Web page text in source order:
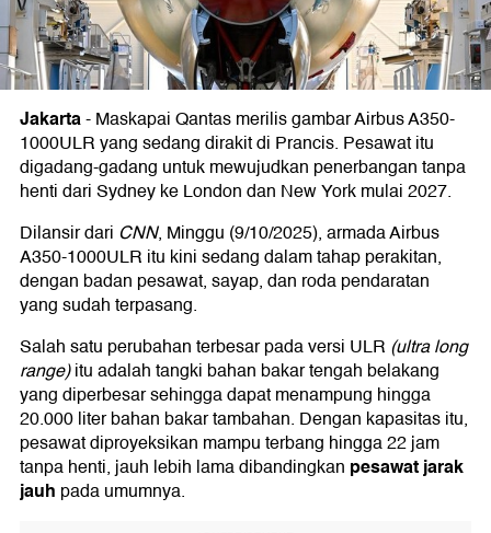
Jakarta-Maskapai Qantas merilis gambar Airbus A350-
1000ULR yang sedang dirakit di Prancis. Pesawat itu
digadang-gadang untuk mewujudkan penerbangan tanpa
henti dari Sydney ke London dan New York mulai 2027.
Dilansir dari CNN, Minggu (9/10/2025), armada Airbus
A350-1000ULR itu kini sedang dalam tahap perakitan,
dengan badan pesawat, sayap, dan roda pendaratan
yang sudah terpasang.
Salah satu perubahan terbesar pada versi ULR (ultra long
range)itu adalah tangki bahan bakar tengah belakang
yang diperbesar sehingga dapat menampung hingga
20.000 liter bahan bakar tambahan. Dengan kapasitas itu,
pesawat diproyeksikan mampu terbang hingga 22 jam
tanpa henti, jauh lebih lama dibandingkan pesawat jarak
jauh pada umumnya.